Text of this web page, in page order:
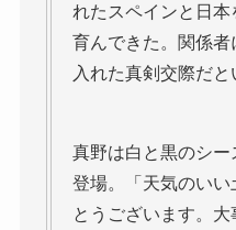
れたスペインと日
育んできた。関係
入れた真剣交際だと
真野は白と黒のシ
登場。「天気のい
とうございます。